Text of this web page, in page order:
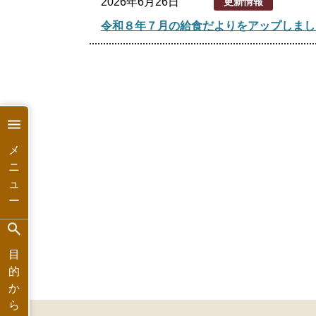
令和８年７月の給食だよりをアップしま
メ
ニ
ュ
ー
目
的
か
ら